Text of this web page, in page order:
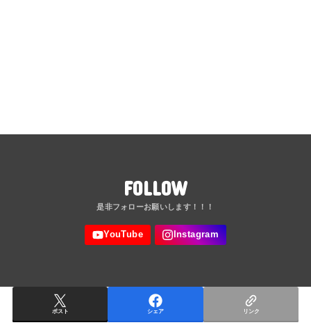
FOLLOW
ポスト シェア リンク